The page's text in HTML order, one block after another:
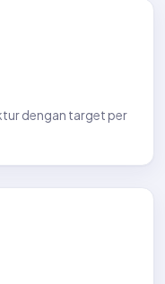
dengan target per